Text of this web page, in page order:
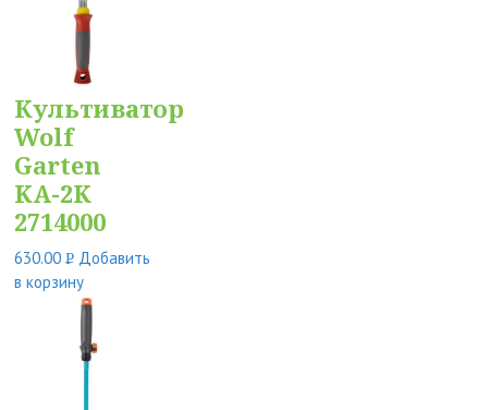
Культиватор
Wolf
Garten
KA-2K
2714000
630.00Р
УБ.
Добавить
в корзину